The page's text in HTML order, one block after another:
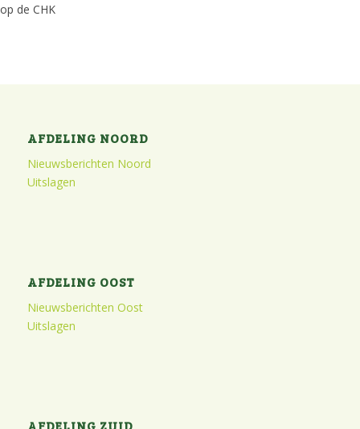
op de CHK
AFDELING NOORD
Nieuwsberichten Noord
Uitslagen
AFDELING OOST
Nieuwsberichten Oost
Uitslagen
AFDELING ZUID